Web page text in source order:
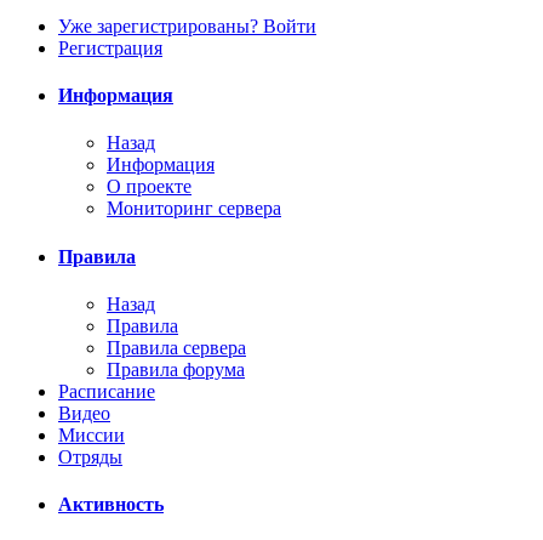
Уже зарегистрированы? Войти
Регистрация
Информация
Назад
Информация
О проекте
Мониторинг сервера
Правила
Назад
Правила
Правила сервера
Правила форума
Расписание
Видео
Миссии
Отряды
Активность